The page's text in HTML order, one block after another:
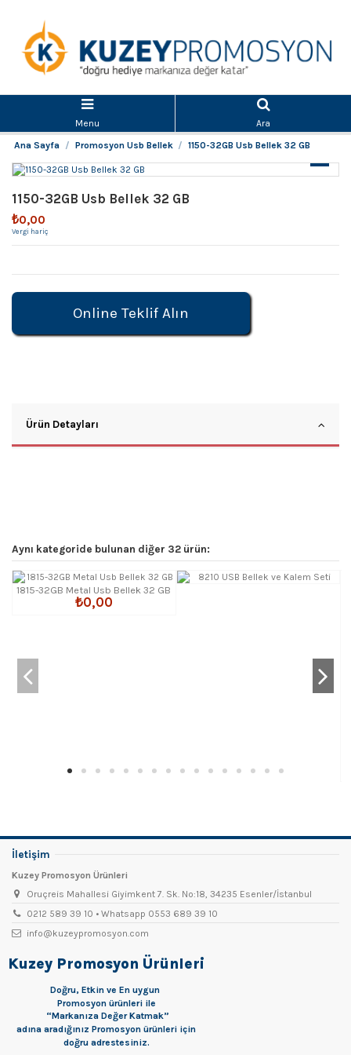
Menu
Ara
Ana Sayfa
Promosyon Usb Bellek 1150-32GB Usb Bellek 32 GB
1150-32GB Usb Bellek 32 GB
₺0,00
Vergi hariç
Online Teklif Alın
Ürün Detayları
Aynı kategoride bulunan diğer 32 ürün:
1815-32GB Metal Usb Bellek 32 GB
₺0,00
İletişim
Kuzey Promosyon Ürünleri
Oruçreis Mahallesi Giyimkent 7. Sk. No:18, 34235 Esenler/İstanbul
0212 589 39 10 • Whatsapp 0553 689 39 10
info@kuzeypromosyon.com
Kuzey Promosyon Ürünleri
Doğru, Etkin ve En uygun
Promosyon ürünleri ile
“Markanıza Değer Katmak”
adına aradığınız Promosyon ürünleri için
doğru adrestesiniz.